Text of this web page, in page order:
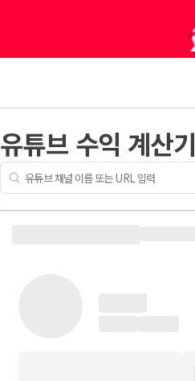
유튜브 수익 계산기